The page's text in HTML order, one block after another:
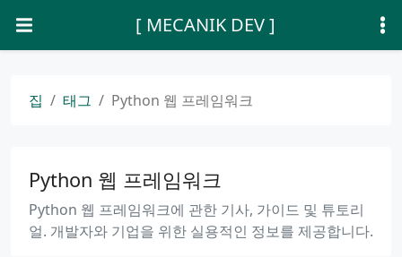
[ MECANIK DEV ]
집 태그 Python 웹 프레임워크
Python 웹 프레임워크
Python 웹 프레임워크에 관한 기사, 가이드 및 튜토리
얼. 개발자와 기업을 위한 실용적인 정보를 제공합니다.